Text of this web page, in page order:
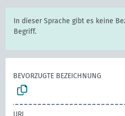
In dieser Sprache gibt es keine
Begriff.
BEVORZUGTE BEZEICHNUNG
URI